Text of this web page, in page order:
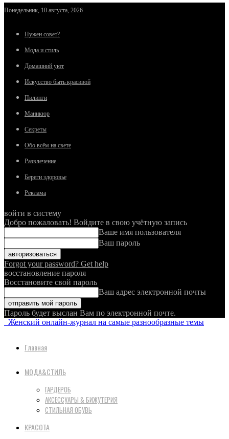
Понедельник, 10 августа, 2026
Нужен совет?
Мода и стиль
Домашний уют
Искусство быть красивой
Пилинги
Маникюр
Секреты
Обо всём на свете
Развлечение
Береги здоровье
Реклама
войти в систему
Добро пожаловать! Войдите в свою учётную запись
Ваше имя пользователя
Ваш пароль
Forgot your password? Get help
восстановление пароля
Восстановите свой пароль
Ваш адрес электронной почты
Пароль будет выслан Вам по электронной почте.
Женский онлайн-журнал на самые разнообразные темы
Главная
МОДА&СТИЛЬ
ГАРДЕРОБ
АКСЕССУАРЫ & БИЖУТЕРИЯ
СТИЛЬНАЯ ОБУВЬ
КРАСОТА